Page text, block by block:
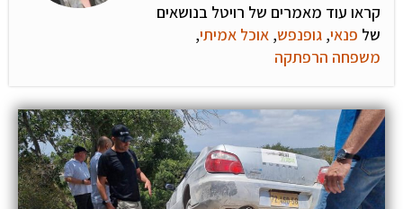
קראו עוד מאמרים של רויטל בנושאים
של פנאי, גופנפש, אוכל אמיתי,
משפחה הרפתקה